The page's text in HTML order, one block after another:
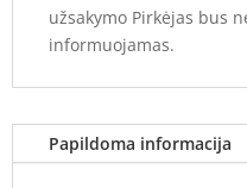
užsakymo Pirkėjas bus
informuojamas.
Papildoma informacija